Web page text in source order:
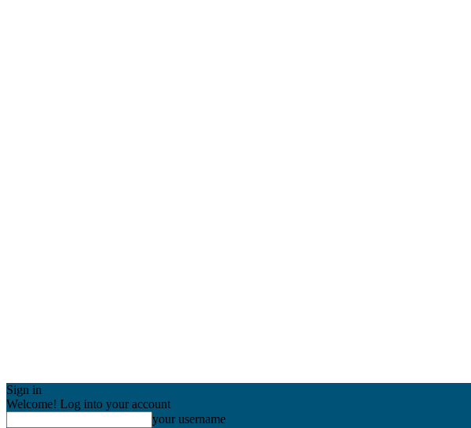
Sign in
Welcome! Log into your account
your username